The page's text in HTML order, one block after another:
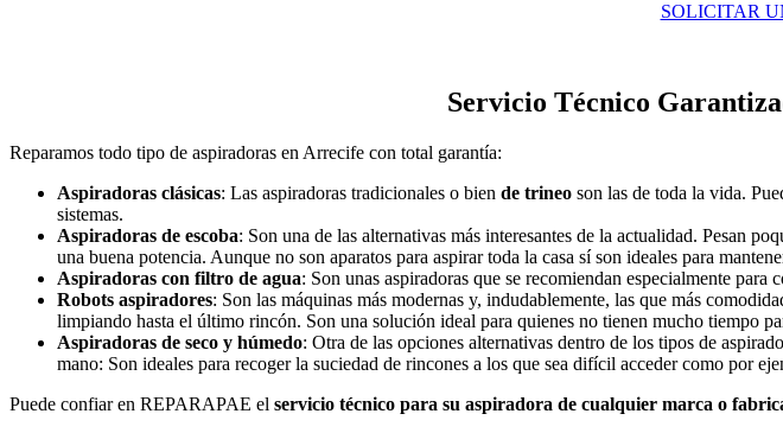
SOLICITAR
Servicio Técnico
Reparamos todo tipo de aspiradoras en Arrecife con total garantía:
Aspiradoras clásicas: Las aspiradoras tradicionales o bien de trineo son las de toda la vida.
sistemas.
Aspiradoras de escoba: Son una de las alternativas más interesantes de la actualidad. Pesan
una buena potencia. Aunque no son aparatos para aspirar toda la casa sí son ideales para
Aspiradoras con filtro de agua: Son unas aspiradoras que se recomiendan especialmente
Robots aspiradores: Son las máquinas más modernas y, indudablemente, las que más
limpiando hasta el último rincón. Son una solución ideal para quienes no tienen mucho tiempo
Aspiradoras de seco y húmedo: Otra de las opciones alternativas dentro de los tipos de
mano: Son ideales para recoger la suciedad de rincones a los que sea difícil acceder como por
Puede confiar en REPARAPAE el servicio técnico para su aspiradora de cualquier marca o